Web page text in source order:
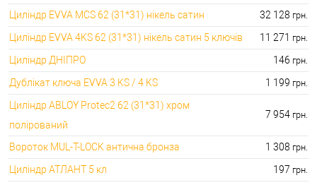
Циліндр EVVA MCS 62 (31*31) нікель сатин 32 128 грн.
Циліндр EVVA 4KS 62 (31*31) нікель сатин 5 ключів 11 271 грн.
Циліндр ДНІПРО 146 грн.
Дублікат ключа EVVA 3 KS / 4 KS 1 199 грн.
Циліндр ABLOY Protec2 62 (31*31) хром
полірований
7 954 грн.
Вороток MUL-T-LOCK антична бронза 1 308 грн.
Циліндр АТЛАНТ 5 кл 197 грн.